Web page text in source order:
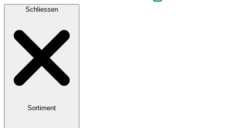
Schliessen
Sortiment